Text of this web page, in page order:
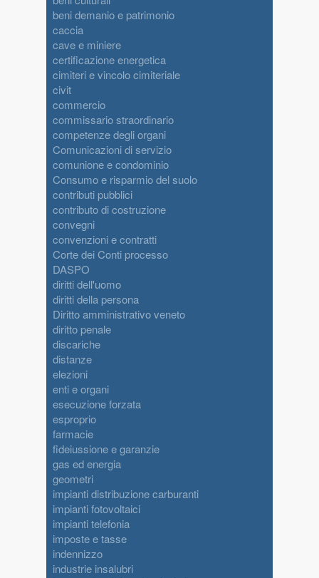
beni demanio e patrimonio
caccia
cave e miniere
certificazione energetica
cimiteri e vincolo cimiteriale
civit
commercio
commissario straordinario
competenze degli organi
Comunicazioni di servizio
comunione e condominio
Consumo e risparmio del suolo
contributi pubblici
contributo di costruzione
convegni
convenzioni e contratti
Corte dei Conti processo
DASPO
diritti dell'uomo
diritti della persona
Diritto amministrativo veneto
diritto penale
discariche
distanze
elezioni
enti e organi
esecuzione forzata
esproprio
farmacie
fideiussione e garanzie
gas ed energia
geometri
impianti distribuzione carburanti
impianti fotovoltaici
impianti telefonia
imposte e tasse
indennizzo
industrie insalubri